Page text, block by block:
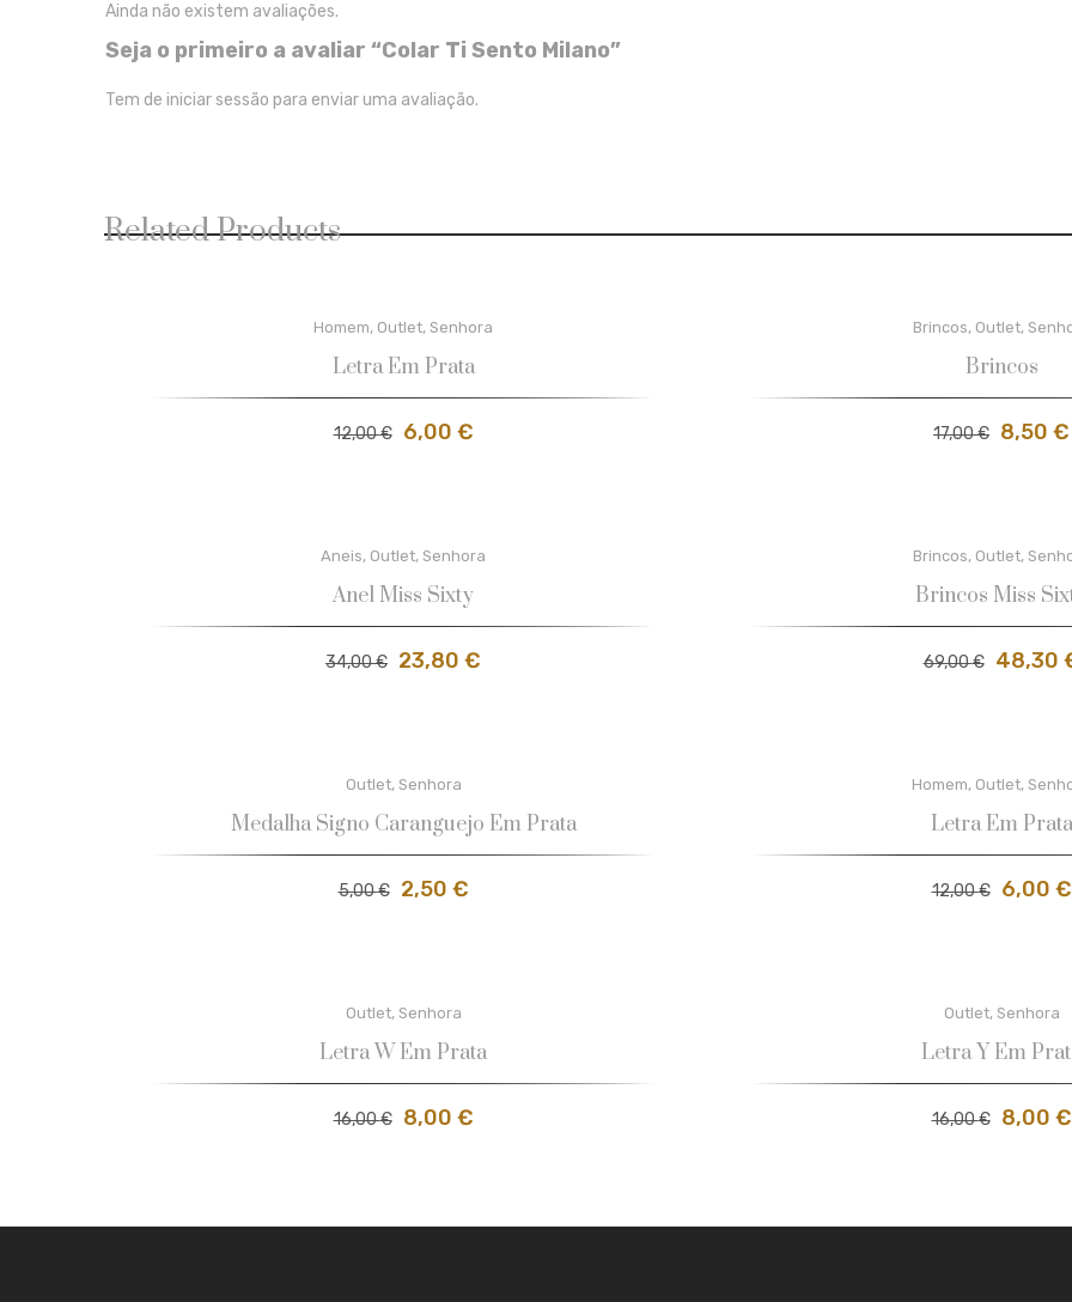
Ainda não existem avaliações.
Seja o primeiro a avaliar “Colar Ti Sento Milano”
Tem de iniciar sessão para enviar uma avaliação.
Related Products
Homem, Outlet, Senhora
Letra Em Prata
12,00€ 6,00 €
Brincos, Outlet,
Brincos
17,00€ 8,50 €
Aneis, Outlet, Senhora
Anel Miss Sixty
34,00€ 23,80 €
Brincos, Outlet,
Brincos Miss
69,00€ 48,30
Outlet, Senhora
Medalha Signo Caranguejo Em Prata
5,00€ 2,50 €
Homem, Outlet,
Letra Em Prata
12,00€ 6,00 €
Outlet, Senhora
Letra W Em Prata
16,00€ 8,00 €
Outlet, Senhora
Letra Y Em
16,00€ 8,00 €